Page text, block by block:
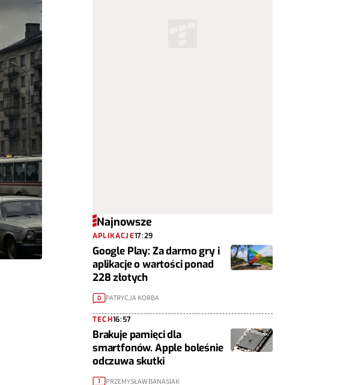
Najnowsze
APLIKACJE17:29
Google Play: Za darmo gry i
aplikacje o wartości ponad
228 złotych
0 PATRYCJA KORBA
TECH16:57
Brakuje pamięci dla
smartfonów. Apple boleśnie
odczuwa skutki
1 PRZEMYSŁAW BANASIAK